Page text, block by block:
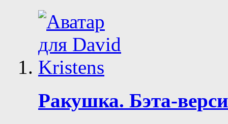
Ракушка. Бэта-